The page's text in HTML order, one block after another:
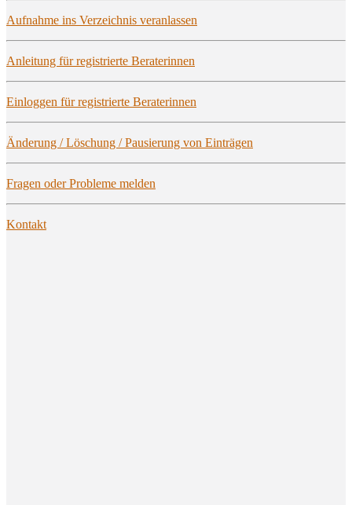
Auf­nah­me ins Ver­zeich­nis veranlassen
Anlei­tung für regis­trier­te Beraterinnen
Ein­log­gen für regis­trier­te Beraterinnen
Ände­rung / Löschung / Pau­sie­rung von Einträgen
Fra­gen oder Pro­ble­me melden
Kon­takt